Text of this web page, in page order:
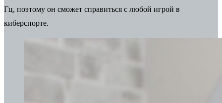
Гц, поэтому он сможет справиться с любой игрой в
киберспорте.